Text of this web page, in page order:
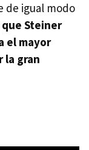
de igual modo
Steiner
el mayor
la gran